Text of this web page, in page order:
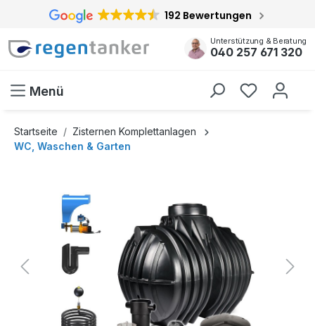
springen 192 Bewertungen
Unterstützung & Beratung
040 257 671 320
Menü
Startseite
Zisternen Komplettanlagen
WC, Waschen & Garten